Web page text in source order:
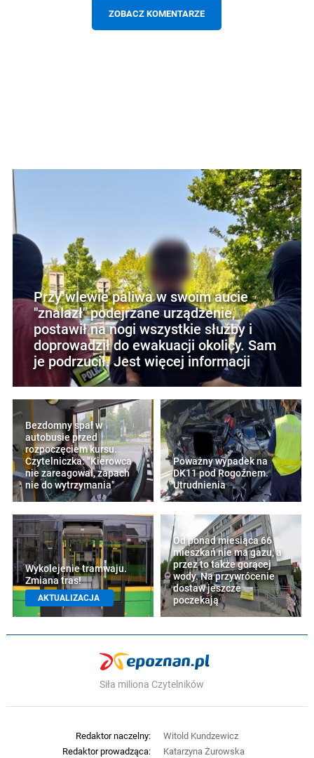
ZOBACZ KOMENTARZE
Przy wlewie paliwa w swoim aucie
"znalazł" podejrzane urządzenie,
postawił na nogi wszystkie służby i
doprowadził do ewakuacji okolicy. Sam
je podrzucił. Jest więcej informacji
Bezdomny spał w
autobusie przed
rozpoczęciem kursu.
Czytelniczka: "Kierowca
nie zareagował, zapach
nie do wytrzymania"
Poważny wypadek na
DK11 pod Rogoźnem.
Utrudnienia
Wykolejenie tramwaju.
Zmiana tras!
AKTUALIZACJA
Od ponad miesiąca 66
mieszkań nie ma gazu, a
przez to także gorącej
wody. Na przywrócenie
dostaw jeszcze
poczekają
Siła miliona Czytelników
Redaktor naczelny:
Witold Kundzewicz
Redaktor prowadząca:
Katarzyna Żurowska